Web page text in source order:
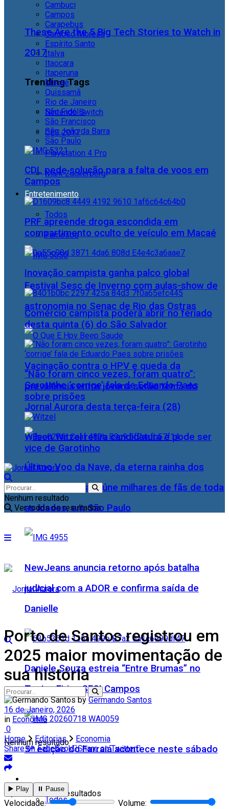
These Are the 5 Big Tech Stories to Watch in
2017
Trending Tags
Nintendo Switch
CES 2017
Playstation 4 Pro
Mark Zuckerberg
Entretenimento
Todos
Famosos
Festival Sesc de Inverno com aulas-show de
astronomia no Senac de Rio das Ostras
Vacinação contra o HPV e queda da
prevalência entre jovens serão tema do
Jornal Aurora desta terça-feira (28)
Último Voo da Nave, da eterna rainha dos
Baixinhos, Xuxa reúne milhares de fãs de toda
as idades, em São Paulo
NewJeans anuncia retorno após batalha
judicial com a ADOR e confirma saída de
Danielle
Daniele Souza estreia “Entre Brumas” no
Teatro Firjan SESI Campos
5ª edição do Farraiá acontece neste sábado
Todos
Cambuci
Campos
Carapebus
Cardoso Moreira
Espírito Santo
Italva
Itaocara
Itaperuna
Macaé
Quissamã
Rio de Janeiro
São Fidélis
São Francisco
São João da Barra
São Paulo
CDL pede solução para a falta de voos em
Campos
PRF apreende droga escondida em
compartimento oculto de veículo em Macaé
Inovação campista ganha palco global
Comércio campista poderá abrir no feriado
desta quinta (6) do São Salvador
“Não foram cinco vezes, foram quatro”:
Garotinho ‘corrige’ fala de Eduardo Paes
sobre prisões
Wilson Witzel retira candidatura e pode ser
vice de Garotinho
Nenhum resultado
Ver todos os resultados
Nenhum resultado
Ver todos os resultados
Porto de Santos registrou em
2025 maior movimentação de
sua história
by Germando Santos
16 de Janeiro, 2026
in Economia
0
Home
Editorias
Economia
Share on Facebook Share on Twitter
▶️ Play ⏸️ Pause
Velocidade: Volume: